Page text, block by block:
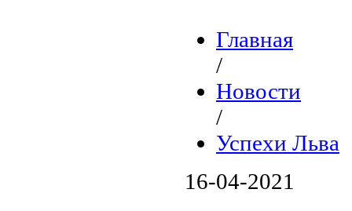
Главная
/
Новости
/
Успехи Льва
16-04-2021